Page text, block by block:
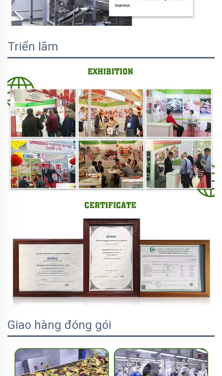
Triển lãm
Giao hàng đóng gói